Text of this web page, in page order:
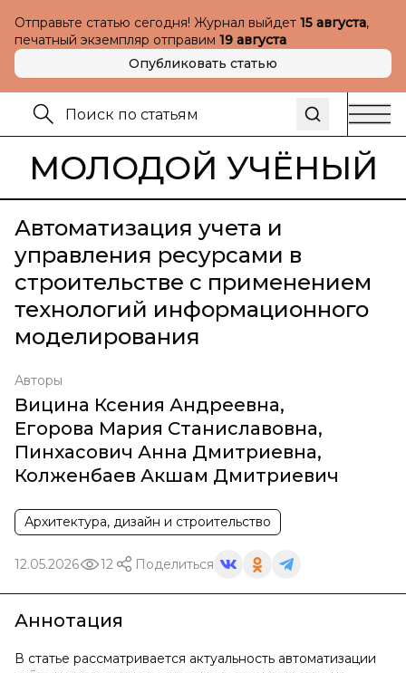
Отправьте статью сегодня! Журнал выйдет 15 августа,
печатный экземпляр отправим 19 августа
Опубликовать статью
МОЛОДОЙ УЧЁНЫЙ
Автоматизация учета и
управления ресурсами в
строительстве с применением
технологий информационного
моделирования
Авторы
Вицина Ксения Андреевна,
Егорова Мария Станиславовна,
Пинхасович Анна Дмитриевна,
Колженбаев Акшам Дмитриевич
Архитектура, дизайн и строительство
12.05.2026 12 Поделиться
Аннотация
В статье рассматривается актуальность автоматизации